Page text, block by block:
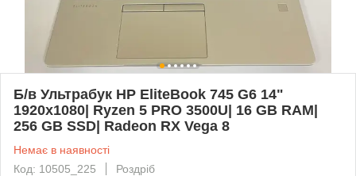
Б/в Ультрабук HP EliteBook 745 G6 14"
1920x1080| Ryzen 5 PRO 3500U| 16 GB RAM|
256 GB SSD| Radeon RX Vega 8
Немає в наявності
Код: 10505_225
Роздріб